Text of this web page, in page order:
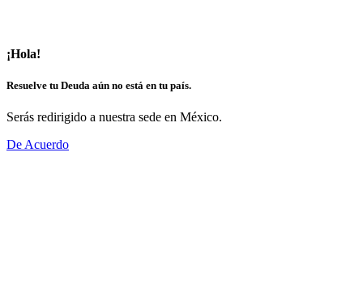
¡Hola!
Resuelve tu Deuda aún no está en tu país.
Serás redirigido a nuestra sede en México.
De Acuerdo